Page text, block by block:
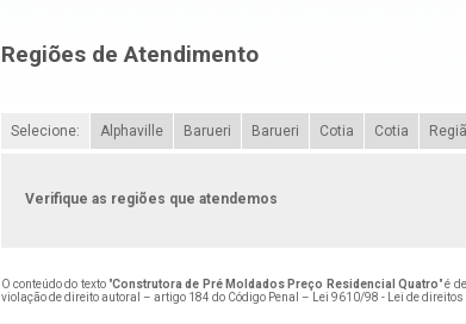
Regiões de Atendimento
Selecione: Alphaville Barueri Barueri Cotia Cotia
Verifique as regiões que atendemos
O conteúdo do texto "Construtora de Pré Moldados Preço Residencial Quatro" é
violação de direito autoral – artigo 184 do Código Penal –
Lei 9610/98 - Lei de